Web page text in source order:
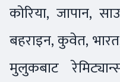
कोरिया, जापान,
बहराइन, कुवेत,
मुलुकबाट